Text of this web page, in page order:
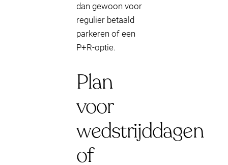
dan gewoon voor
regulier betaald
parkeren of een
P+R-optie.
Plan
voor
wedstrijddagen
of